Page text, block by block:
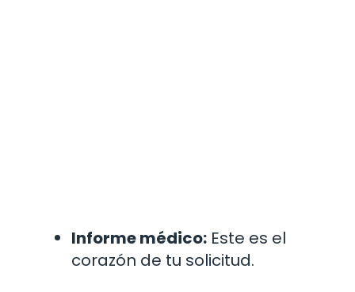
Informe médico: Este es el
corazón de tu solicitud.